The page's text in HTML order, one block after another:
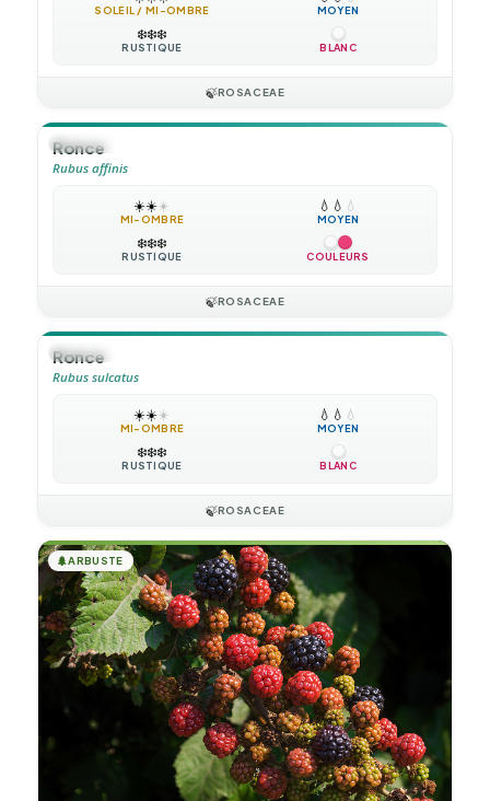
SOLEIL / MI-OMBRE MOYEN
❄️❄️❄️
RUSTIQUE BLANC
🍃ROSACEAE
🪴VIVACE
Ronce
Rubus affinis
☀️☀️☀️
MI-OMBRE
💧 💧 💧
MOYEN
❄️❄️❄️
RUSTIQUE COULEURS
🍃ROSACEAE
🪴VIVACE
Ronce
Rubus sulcatus
☀️☀️☀️
MI-OMBRE
💧 💧 💧
MOYEN
❄️❄️❄️
RUSTIQUE BLANC
🍃ROSACEAE
🌲ARBUSTE